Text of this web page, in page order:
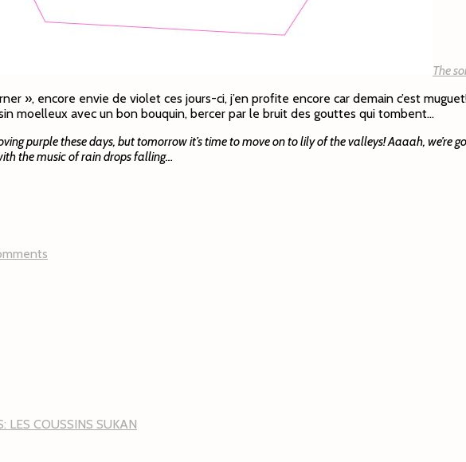
The
», encore envie de violet ces jours-ci, j’en profite encore car demain c’est
moelleux avec un bon bouquin, bercer par le bruit des gouttes qui tombent…
purple these days, but tomorrow it’s time to move on to lily of the valleys! Aaaah,
the music of rain drops falling…
LES COUSSINS SUKAN